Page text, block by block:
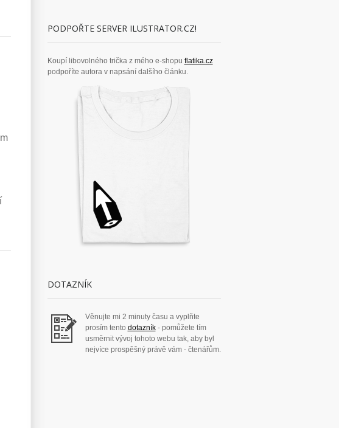
PODPOŘTE SERVER ILUSTRATOR.CZ!
Koupí libovolného trička z mého e-shopu flatika.cz
podpoříte autora v napsání dalšího článku.
DOTAZNÍK
Věnujte mi 2 minuty času a vyplňte
prosím tento dotazník- pomůžete tím
usměrnit vývoj tohoto webu tak, aby byl
nejvíce prospěšný právě vám - čtenářům.